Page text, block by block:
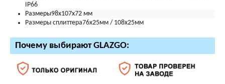
IР66
Размеры98x107x72 мм
Размеры сплиттера76х25мм / 108х25мм
Почему выбирают GLAZGO: